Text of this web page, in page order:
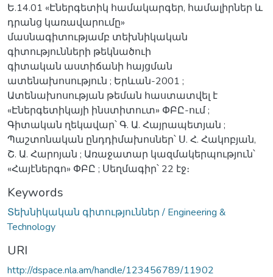
Ե.14.01 «Էներգետիկ համակարգեր, համալիրներ և
դրանց կառավարումը»
մասնագիտությամբ տեխնիկական
գիտությունների թեկնածուի
գիտական աստիճանի հայցման
ատենախոսություն ; Երևան-2001 ;
Ատենախոսության թեման հաստատվել է
«Էներգետիկայի ինստիտուտ» ՓԲԸ-ում ;
Գիտական ղեկավար՝ Գ. Ա. Հայրապետյան ;
Պաշտոնական ընդդիմախոսներ՝ Ս. Հ. Հակոբյան,
Շ. Ա. Հարոյան ; Առաջատար կազմակերպություն՝
«Հայէներգո» ՓԲԸ ; Սեղմագիր՝ 22 էջ։
Keywords
Տեխնիկական գիտություններ / Engineering &
Technology
URI
http://dspace.nla.am/handle/123456789/11902